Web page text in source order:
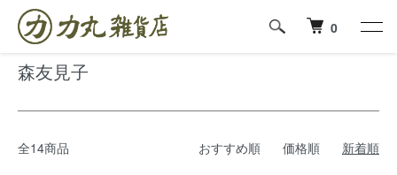
0
ホーム 森友見子
森友見子
全14商品 おすすめ順 価格順 新着順